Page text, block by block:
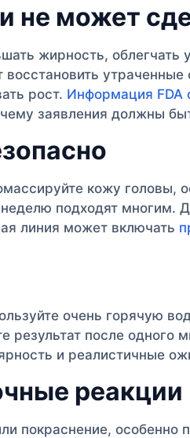
не может
жирность, облегчать
утраченные
рост. Информация FDA
заявления должны
кожу головы,
подходят многим.
линия может включать
очень горячую
результат после одного
и реалистичные
реакции
покраснение, особенно